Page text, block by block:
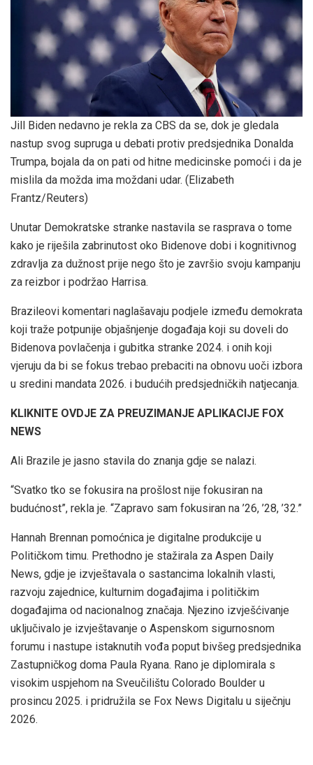
Jill Biden nedavno je rekla za CBS da se, dok je gledala
nastup svog supruga u debati protiv predsjednika Donalda
Trumpa, bojala da on pati od hitne medicinske pomoći i da je
mislila da možda ima moždani udar. (Elizabeth
Frantz/Reuters)
Unutar Demokratske stranke nastavila se rasprava o tome
kako je riješila zabrinutost oko Bidenove dobi i kognitivnog
zdravlja za dužnost prije nego što je završio svoju kampanju
za reizbor i podržao Harrisa.
Brazileovi komentari naglašavaju podjele između demokrata
koji traže potpunije objašnjenje događaja koji su doveli do
Bidenova povlačenja i gubitka stranke 2024. i onih koji
vjeruju da bi se fokus trebao prebaciti na obnovu uoči izbora
u sredini mandata 2026. i budućih predsjedničkih natjecanja.
KLIKNITE OVDJE ZA PREUZIMANJE APLIKACIJE FOX
NEWS
Ali Brazile je jasno stavila do znanja gdje se nalazi.
“Svatko tko se fokusira na prošlost nije fokusiran na
budućnost”, rekla je. “Zapravo sam fokusiran na ’26, ’28, ’32.”
Hannah Brennan pomoćnica je digitalne produkcije u
Političkom timu. Prethodno je stažirala za Aspen Daily
News, gdje je izvještavala o sastancima lokalnih vlasti,
razvoju zajednice, kulturnim događajima i političkim
događajima od nacionalnog značaja. Njezino izvješćivanje
uključivalo je izvještavanje o Aspenskom sigurnosnom
forumu i nastupe istaknutih vođa poput bivšeg predsjednika
Zastupničkog doma Paula Ryana. Rano je diplomirala s
visokim uspjehom na Sveučilištu Colorado Boulder u
prosincu 2025. i pridružila se Fox News Digitalu u siječnju
2026.